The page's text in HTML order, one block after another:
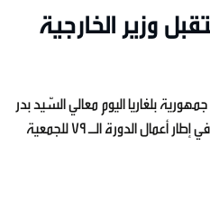
وزير الخارجية
بلغاريا اليوم معالي السّيد بدر
بن حمد بن البوسعيدي وزير الخارجية في إطار أعمال الدورة الـ 79 للجمعية